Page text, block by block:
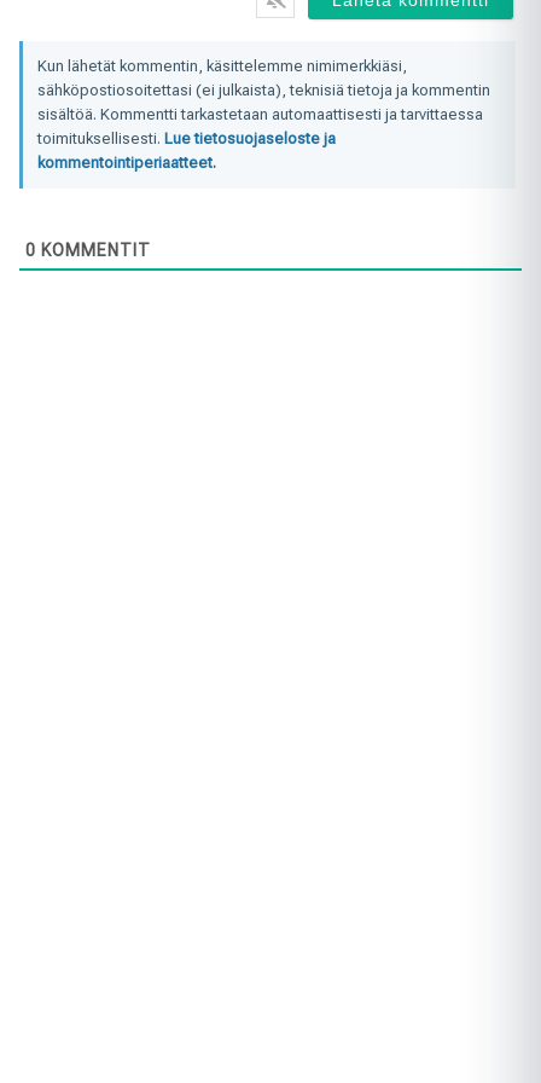
Kun lähetät kommentin, käsittelemme nimimerkkiäsi,
sähköpostiosoitettasi (ei julkaista), teknisiä tietoja ja kommentin
sisältöä. Kommentti tarkastetaan automaattisesti ja tarvittaessa
toimituksellisesti. Lue tietosuojaseloste ja
kommentointiperiaatteet.
0 KOMMENTIT